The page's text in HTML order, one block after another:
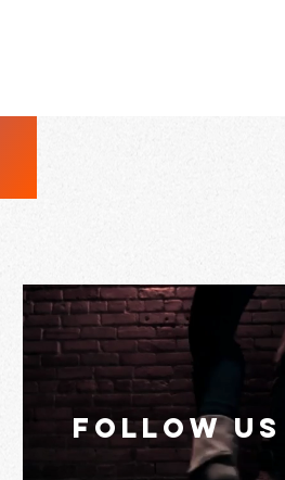
FOLLOW US